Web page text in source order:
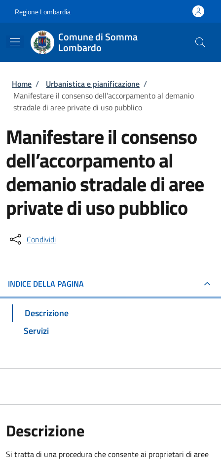
Regione Lombardia
Comune di Somma
Lombardo
Briciole di pane
Home / Urbanistica e pianificazione /
Manifestare il consenso dell’accorpamento al demanio
stradale di aree private di uso pubblico
Manifestare il consenso
dell’accorpamento al
demanio stradale di aree
private di uso pubblico
Condividi
INDICE DELLA PAGINA
Descrizione
Servizi
Descrizione
Si tratta di una procedura che consente ai proprietari di aree